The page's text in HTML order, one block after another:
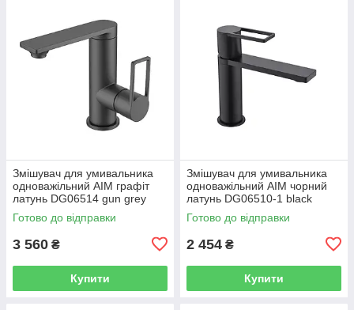
Змішувач для умивальника
одноважільний AIM графіт
латунь DG06514 gun grey
Готово до відправки
3 560 ₴
Купити
Змішувач для умивальника
одноважільний AIM чорний
латунь DG06510-1 black
matte
Готово до відправки
2 454 ₴
Купити